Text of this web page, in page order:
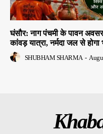
घंसौर: नाग पंचमी के पावन
कांवड़ यात्रा, नर्मदा जल से
SHUBHAM SHARMA -